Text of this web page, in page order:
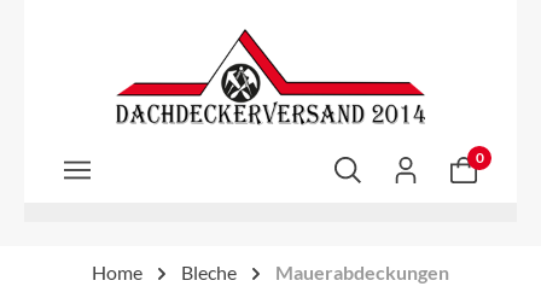
Zum Hauptinhalt springen
0
Home Bleche Mauerabdeckungen